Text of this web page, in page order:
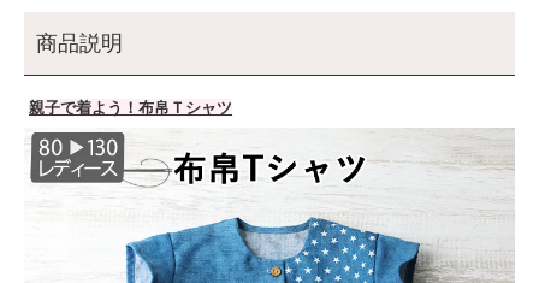
商品説明
親子で着よう！布帛Ｔシャツ